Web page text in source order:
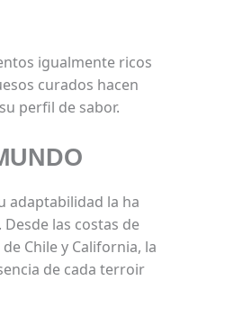
igualmente ricos
curados hacen
perfil de sabor.
adaptabilidad la ha
las costas de
Chile y California, la
de cada terroir